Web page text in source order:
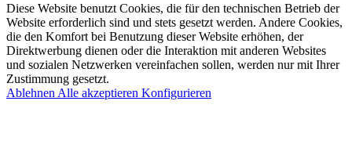
Diese Website benutzt Cookies, die für den technischen Betrieb der
Website erforderlich sind und stets gesetzt werden. Andere Cookies,
die den Komfort bei Benutzung dieser Website erhöhen, der
Direktwerbung dienen oder die Interaktion mit anderen Websites
und sozialen Netzwerken vereinfachen sollen, werden nur mit Ihrer
Zustimmung gesetzt.
Ablehnen Alle akzeptieren Konfigurieren